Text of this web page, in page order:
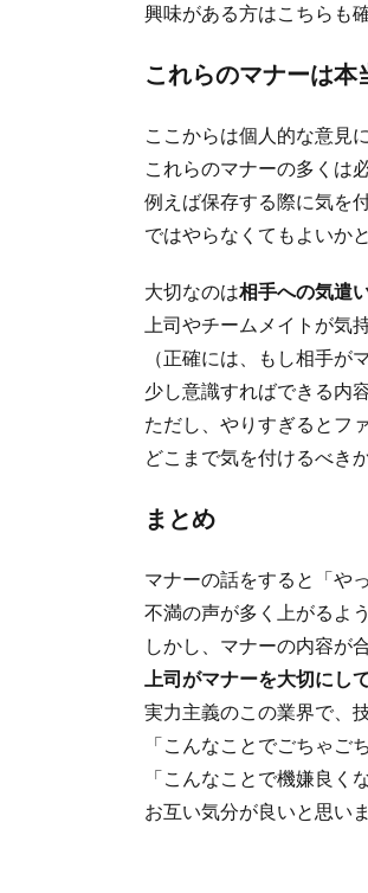
興味がある方はこちらも
これらのマナーは本
ここからは個人的な意見
これらのマナーの多くは
例えば保存する際に気を
ではやらなくてもよいか
大切なのは相手への気遣
上司やチームメイトが気
（正確には、もし相手が
少し意識すればできる内
ただし、やりすぎるとフ
どこまで気を付けるべき
まとめ
マナーの話をすると「や
不満の声が多く上がるよ
しかし、マナーの内容が
上司がマナーを大切にし
実力主義のこの業界で、
「こんなことでごちゃご
「こんなことで機嫌良
お互い気分が良いと思いま